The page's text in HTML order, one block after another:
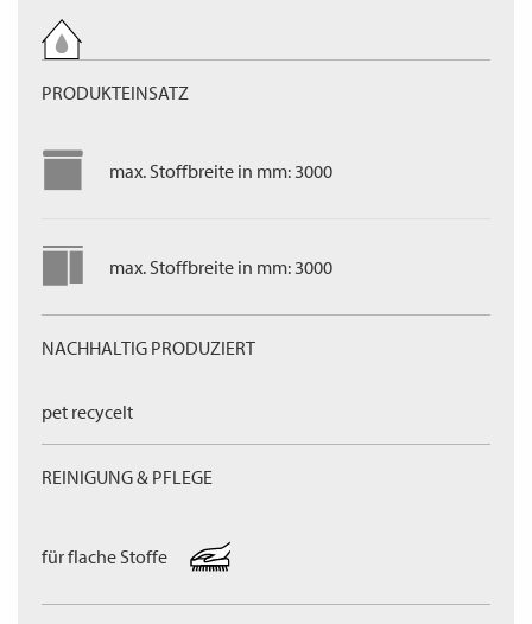
PRODUKTEINSATZ
max. Stoffbreite in mm: 3000
max. Stoffbreite in mm: 3000
NACHHALTIG PRODUZIERT
pet recycelt
REINIGUNG & PFLEGE
für flache Stoffe